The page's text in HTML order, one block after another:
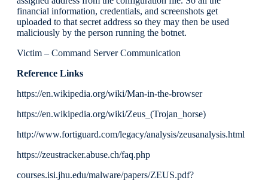
financial information, credentials, and screenshots get
uploaded to that secret address so they may then be used
maliciously by the person running the botnet.
Victim – Command Server Communication
Reference Links
https://en.wikipedia.org/wiki/Man-in-the-browser
https://en.wikipedia.org/wiki/Zeus_(Trojan_horse)
http://www.fortiguard.com/legacy/analysis/zeusanalysis.html
https://zeustracker.abuse.ch/faq.php
courses.isi.jhu.edu/malware/papers/ZEUS.pdf?